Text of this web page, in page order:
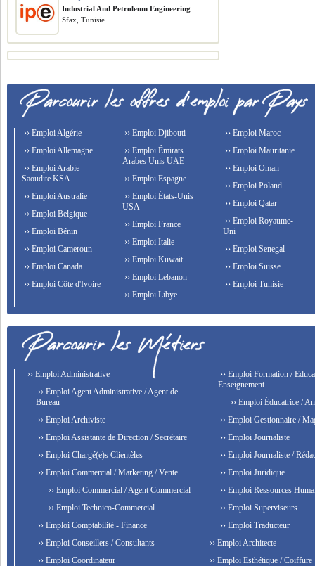
​Industrial And Petroleum Engineering
Sfax, Tunisie
›› Emploi Algérie
›› Emploi Allemagne
›› Emploi Arabie
Saoudite KSA
›› Emploi Australie
›› Emploi Belgique
›› Emploi Bénin
›› Emploi Cameroun
›› Emploi Canada
›› Emploi Côte d'Ivoire
›› Emploi Djibouti
›› Emploi Émirats
Arabes Unis UAE
›› Emploi Espagne
›› Emploi États-Unis
USA
›› Emploi France
›› Emploi Italie
›› Emploi Kuwait
›› Emploi Lebanon
›› Emploi Libye
›› Emploi Maroc
›› Emploi Mauritanie
›› Emploi Oman
›› Emploi Poland
›› Emploi Qatar
›› Emploi Royaume-
Uni
›› Emploi Senegal
›› Emploi Suisse
›› Emploi Tunisie
›› Emploi Administrative
›› Emploi Agent Administrative / Agent de
Bureau
›› Emploi Archiviste
›› Emploi Assistante de Direction / Secrétaire
›› Emploi Chargé(e)s Clientèles
›› Emploi Commercial / Marketing / Vente
›› Emploi Commercial / Agent Commercial
›› Emploi Technico-Commercial
›› Emploi Comptabilité - Finance
›› Emploi Conseillers / Consultants
›› Emploi Coordinateur
›› Emploi Formation /
Enseignement
›› Emploi Éducatrice /
›› Emploi Gestionnaire /
›› Emploi Journaliste
›› Emploi Journaliste /
›› Emploi Juridique
›› Emploi Ressources
›› Emploi Superviseurs
›› Emploi Traducteur
›› Emploi Architecte
›› Emploi Esthétique / Coiffure